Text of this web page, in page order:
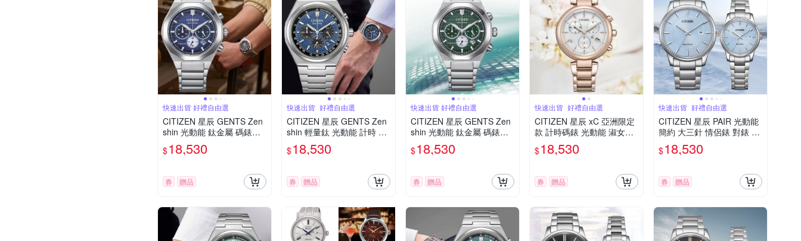
快速出貨 好禮自由選
CITIZEN 星辰 GENTS Zen
shin 光動能 鈦金屬 碼錶計
時 男錶 送禮 禮物 推薦 CA4
691-59L
$18,530
券 贈品
快速出貨_好禮自由選
CITIZEN 星辰 GENTS Zen
shin 輕量鈦 光動能 計時 男
錶 熊貓錶 送禮 禮物 推薦 C
A4610-85L
$18,530
券 贈品
快速出貨 好禮自由選
CITIZEN 星辰 GENTS Zen
shin 光動能 鈦金屬 碼錶計
時 男錶 送禮 禮物 推薦 CA4
691-59X
$18,530
券 贈品
快速出貨_好禮自由選
CITIZEN 星辰 xC 亞洲限定
款 計時碼錶 光動能 淑女錶
FB1456-65A 送禮 禮物 推
薦
$18,530
券 贈品
快速出貨_好禮自由選
CITIZEN 星辰 PAIR 光動能
簡約 大三針 情侶錶 對錶 B
M6978-77L/EW2318-73L
送禮 禮物 推薦
$18,530
券 贈品